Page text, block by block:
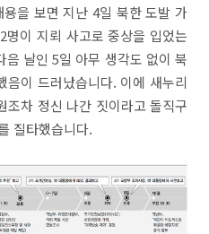
을 보면 지난 4일 북한 도발 가
이 지뢰 사고로 중상을 입었는
음 날인 5일 아무 생각도 없이 북
음이 드러났습니다. 이에 새누리
조차 정신 나간 짓이라고 돌직구
질타했습니다.